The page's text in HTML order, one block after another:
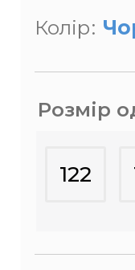
Колір
Розмір
122